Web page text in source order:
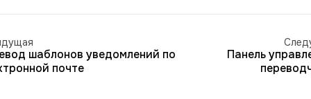
шаблонов уведомлений по
почте
Панель